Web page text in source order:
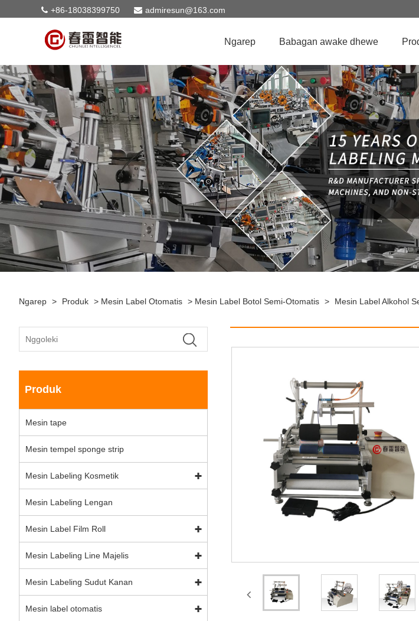
+86-18038399750 admiresun@163.com
Ngarep Babagan awake dhewe
Ngarep > Produk > Mesin Label Otomatis > Mesin Label Botol Semi-Otomatis > Mesin Label Alkohol
Produk
Mesin tape
Mesin tempel sponge strip
Mesin Labeling Kosmetik
Mesin Labeling Lengan
Mesin Label Film Roll
Mesin Labeling Line Majelis
Mesin Labeling Sudut Kanan
Mesin label otomatis